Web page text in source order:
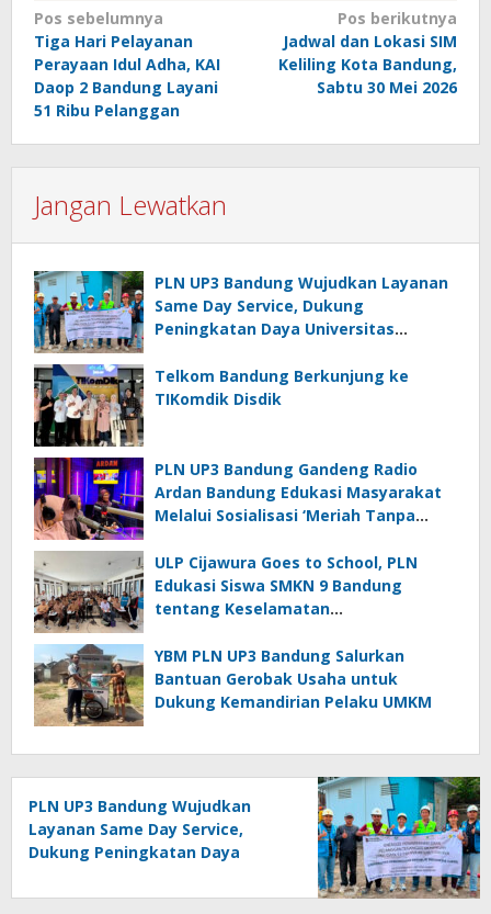
Navigasi
pos
Pos sebelumnya
Tiga Hari Pelayanan
Perayaan Idul Adha, KAI
Daop 2 Bandung Layani
51 Ribu Pelanggan
Pos berikutnya
Jadwal dan Lokasi SIM
Keliling Kota Bandung,
Sabtu 30 Mei 2026
Jangan Lewatkan
PLN UP3 Bandung Wujudkan Layanan
Same Day Service, Dukung
Peningkatan Daya Universitas
Telkom Bandung Berkunjung ke
TIKomdik Disdik
PLN UP3 Bandung Gandeng Radio
Ardan Bandung Edukasi Masyarakat
Melalui Sosialisasi ‘Meriah Tanpa
Umbul di Dekat Jaringan Listrik’
ULP Cijawura Goes to School, PLN
Edukasi Siswa SMKN 9 Bandung
tentang Keselamatan
YBM PLN UP3 Bandung Salurkan
Bantuan Gerobak Usaha untuk
Dukung Kemandirian Pelaku UMKM
PLN UP3 Bandung Wujudkan
Layanan Same Day Service,
Dukung Peningkatan Daya
Republik Indonesia